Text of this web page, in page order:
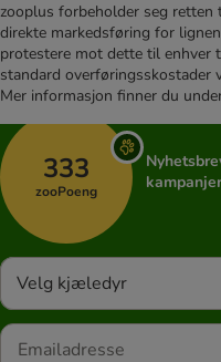
zooplus forbeholder seg
direkte markedsføring for
protestere mot dette til enhver
standard overføringsskostader
Mer informasjon finner du
333
zooPoeng
Velg kjæledyr